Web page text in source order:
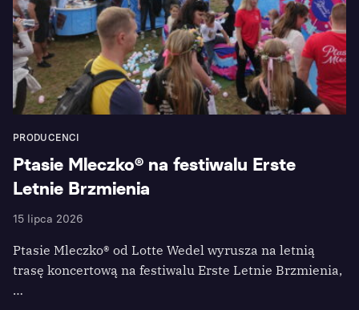
PRODUCENCI
Ptasie Mleczko® na festiwalu Erste
Letnie Brzmienia
15 lipca 2026
Ptasie Mleczko® od Lotte Wedel wyrusza na letnią
trasę koncertową na festiwalu Erste Letnie Brzmienia,
…